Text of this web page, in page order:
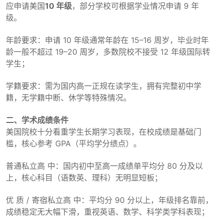
应申请美国10 年级，部分学校可根据学业情况申请 9 年
级。
年龄要求：申请 10 年级通常年龄在 15–16 周岁，毕业时年
龄一般不超过 19–20 周岁，多数院校不接受 12 年级国际转
学生；
学籍要求：需为国内高一正规在读学生，拥有完整初中学
籍，无学籍中断、休学等特殊情况。
二、学术成绩条件
美国院校十分看重学生长期学习表现，在校成绩是基础门
槛，核心参考 GPA（平均学分绩点）。
普通私立高 中：国内初中至高一成绩单平均分 80 分及以
上，核心科目（语数英、理科）无明显短板；
优 质 / 寄宿私立高 中：平均分 90 分以上，年级排名靠前，
成绩稳定无大幅下滑，重视英语、数学、科学类学科表现；